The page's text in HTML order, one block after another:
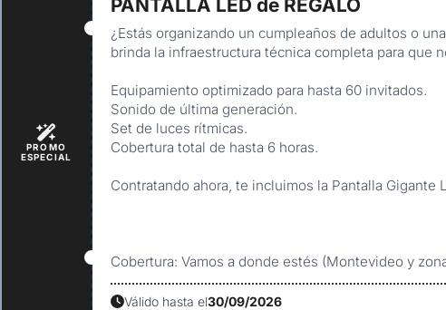
Iluminación perimetral y exteriorpara destacar fachadas,
Efectos especiales:túnel LED, bolas de espejos, kinetic,
Montaje de escenarios y tarimaspara shows, orquestas
Dj boot LEDy estructuras técnicas personalizadas
Cada servicio puede contratarse de forma independiente o
características del espacio y el estilo del evento. Todo el
un equipo humano experimentado que garantiza un resultado
discoteca, sonido e iluminación profesional para tu
Producciones
personalizada.
Consultá por tu próxima fecha y solicitá un presupuesto sin
Asegurate una fiesta con ritmo, luz y calidad técnica junto a
PROMO
ESPECIAL
PANTALLA LED de REGALO
¿Estás organizando un cumpleaños de adultos o
brinda la infraestructura técnica completa para que
Equipamiento optimizado para hasta 60 invitados.
Sonido de última generación.
Set de luces rítmicas.
Cobertura total de hasta 6 horas.
Contratando ahora, te incluimos la Pantalla Gigante
Cobertura: Vamos a donde estés (Montevideo y
Válido hasta el30/09/2026